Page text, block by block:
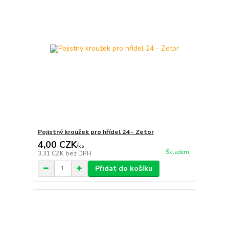
Pojistný kroužek pro hřídel 24 - Zetor
4,00 CZK/ks
3,31 CZK bez DPH Skladem
Přidat do košíku